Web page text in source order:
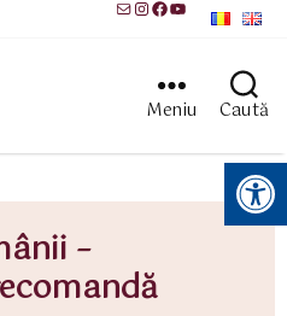
MailInstagram
Facebook
YouTube
Meniu Caută
Instrumente pentru accesibilitate
–